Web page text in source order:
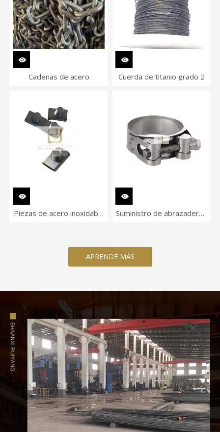
Cadenas de acero Cuerda de titanio grado 2
Piezas de acero inoxidable Suministro de abrazaderas
APRENDE MÁS